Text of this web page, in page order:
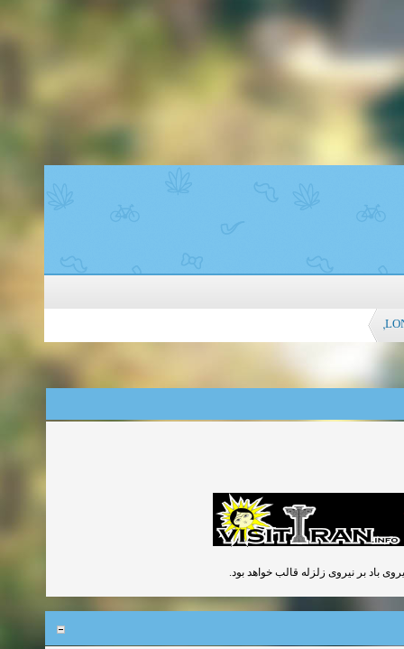
باد بر نیروی زلزله قالب خواهد بود.